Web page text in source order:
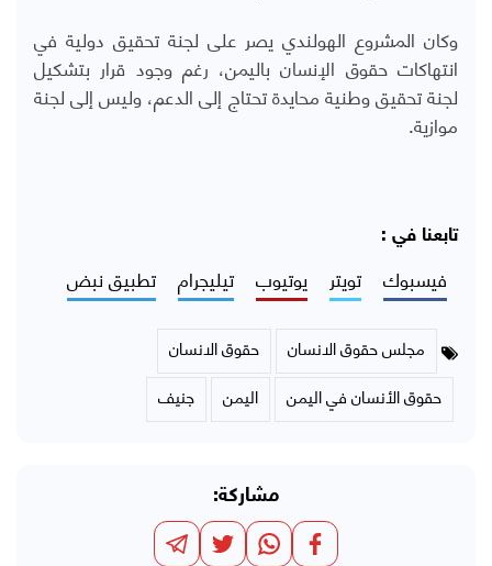
وكان المشروع الهولندي يصر على لجنة تحقيق دولية في
انتهاكات حقوق الإنسان باليمن، رغم وجود قرار بتشكيل
لجنة تحقيق وطنية محايدة تحتاج إلى الدعم، وليس إلى لجنة
موازية.
تابعنا في :
فيسبوك تويتر يوتيوب تيليجرام تطبيق نبض
مجلس حقوق الانسان
حقوق الانسان
حقوق الأنسان في اليمن
اليمن جنيف
مشاركة: